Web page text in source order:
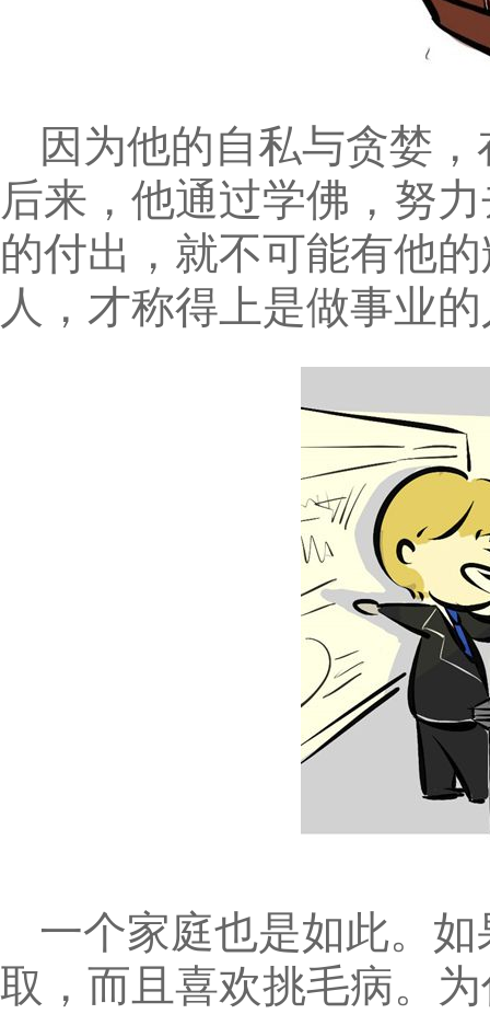
因为他的自私与贪婪
后来，他通过学佛，努
的付出，就不可能有他
人，才称得上是做事业
一个家庭也是如此。
取，而且喜欢挑毛病。